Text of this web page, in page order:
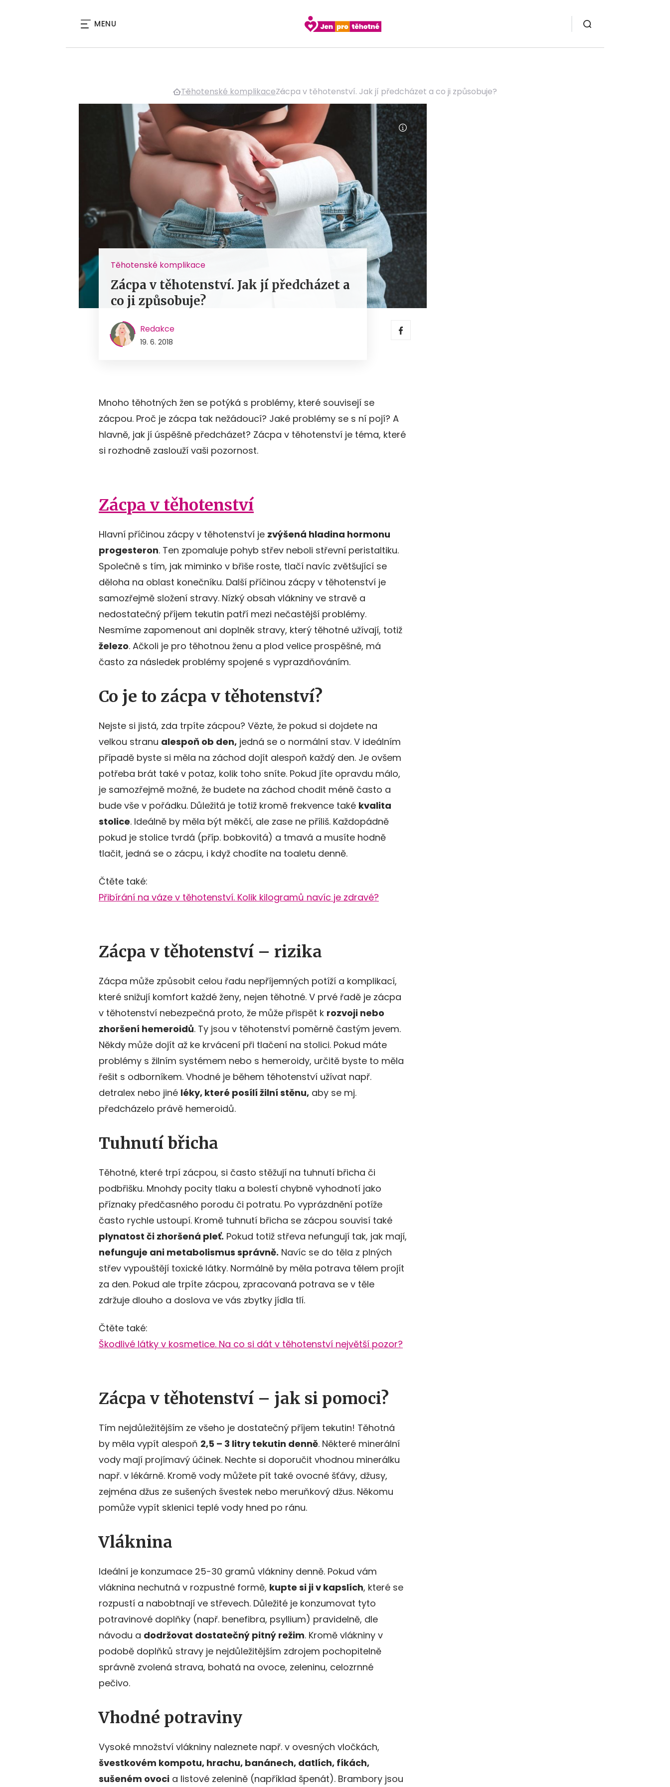
MENU
Těhotenské komplikaceZácpa v těhotenství. Jak jí předcházet a co ji způsobuje?
Těhotenské komplikace
Zácpa v těhotenství. Jak jí předcházet a
co ji způsobuje?
Redakce
19. 6. 2018
Mnoho těhotných žen se potýká s problémy, které souvisejí se
zácpou. Proč je zácpa tak nežádoucí? Jaké problémy se s ní pojí? A
hlavně, jak jí úspěšně předcházet? Zácpa v těhotenství je téma, které
si rozhodně zaslouží vaši pozornost.
Zácpa v těhotenství
Hlavní příčinou zácpy v těhotenství je zvýšená hladina hormonu
progesteron. Ten zpomaluje pohyb střev neboli střevní peristaltiku.
Společně s tím, jak miminko v břiše roste, tlačí navíc zvětšující se
děloha na oblast konečníku. Další příčinou zácpy v těhotenství je
samozřejmě složení stravy. Nízký obsah vlákniny ve stravě a
nedostatečný příjem tekutin patří mezi nečastější problémy.
Nesmíme zapomenout ani doplněk stravy, který těhotné užívají, totiž
železo. Ačkoli je pro těhotnou ženu a plod velice prospěšné, má
často za následek problémy spojené s vyprazdňováním.
Co je to zácpa v těhotenství?
Nejste si jistá, zda trpíte zácpou? Vězte, že pokud si dojdete na
velkou stranu alespoň ob den, jedná se o normální stav. V ideálním
případě byste si měla na záchod dojít alespoň každý den. Je ovšem
potřeba brát také v potaz, kolik toho sníte. Pokud jíte opravdu málo,
je samozřejmě možné, že budete na záchod chodit méně často a
bude vše v pořádku. Důležitá je totiž kromě frekvence také kvalita
stolice. Ideálně by měla být měkčí, ale zase ne příliš. Každopádně
pokud je stolice tvrdá (příp. bobkovitá) a tmavá a musíte hodně
tlačit, jedná se o zácpu, i když chodíte na toaletu denně.
Čtěte také:
Přibírání na váze v těhotenství. Kolik kilogramů navíc je zdravé?
Zácpa v těhotenství – rizika
Zácpa může způsobit celou řadu nepříjemných potíží a komplikací,
které snižují komfort každé ženy, nejen těhotné. V prvé řadě je zácpa
v těhotenství nebezpečná proto, že může přispět k rozvoji nebo
zhoršení hemeroidů. Ty jsou v těhotenství poměrně častým jevem.
Někdy může dojít až ke krvácení při tlačení na stolici. Pokud máte
problémy s žilním systémem nebo s hemeroidy, určitě byste to měla
řešit s odborníkem. Vhodné je během těhotenství užívat např.
detralex nebo jiné léky, které posílí žilní stěnu, aby se mj.
předcházelo právě hemeroidů.
Tuhnutí břicha
Těhotné, které trpí zácpou, si často stěžují na tuhnutí břicha či
podbřišku. Mnohdy pocity tlaku a bolestí chybně vyhodnotí jako
příznaky předčasného porodu či potratu. Po vyprázdnění potíže
často rychle ustoupí. Kromě tuhnutí břicha se zácpou souvisí také
plynatost či zhoršená pleť. Pokud totiž střeva nefungují tak, jak mají,
nefunguje ani metabolismus správně. Navíc se do těla z plných
střev vypouštějí toxické látky. Normálně by měla potrava tělem projít
za den. Pokud ale trpíte zácpou, zpracovaná potrava se v těle
zdržuje dlouho a doslova ve vás zbytky jídla tlí.
Čtěte také:
Škodlivé látky v kosmetice. Na co si dát v těhotenství největší pozor?
Zácpa v těhotenství – jak si pomoci?
Tím nejdůležitějším ze všeho je dostatečný příjem tekutin! Těhotná
by měla vypít alespoň 2,5 – 3 litry tekutin denně. Některé minerální
vody mají projímavý účinek. Nechte si doporučit vhodnou minerálku
např. v lékárně. Kromě vody můžete pít také ovocné šťávy, džusy,
zejména džus ze sušených švestek nebo meruňkový džus. Někomu
pomůže vypít sklenici teplé vody hned po ránu.
Vláknina
Ideální je konzumace 25-30 gramů vlákniny denně. Pokud vám
vláknina nechutná v rozpustné formě, kupte si ji v kapslích, které se
rozpustí a nabobtnají ve střevech. Důležité je konzumovat tyto
potravinové doplňky (např. benefibra, psyllium) pravidelně, dle
návodu a dodržovat dostatečný pitný režim. Kromě vlákniny v
podobě doplňků stravy je nejdůležitějším zdrojem pochopitelně
správně zvolená strava, bohatá na ovoce, zeleninu, celozrnné
pečivo.
Vhodné potraviny
Vysoké množství vlákniny naleznete např. v ovesných vločkách,
švestkovém kompotu, hrachu, banánech, datlích, fíkách,
sušeném ovoci a listové zelenině (například špenát). Brambory jsou